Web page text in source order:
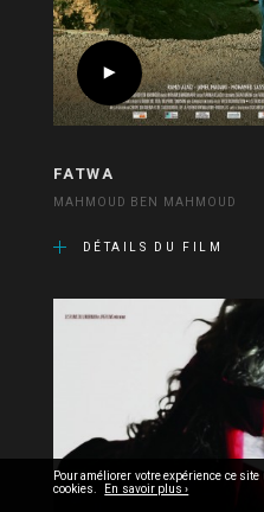
FATWA
MAHMOUD BEN MAHMOUD
DÉTAILS DU FILM
Pour améliorer votre expérience ce
cookies. En savoir plus ›